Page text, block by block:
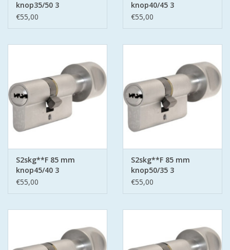
knop35/50 3
keersleutels
€55,00
knop40/45 3
keersleutels
€55,00
S2skg**F 85 mm
knop45/40 3
keersleutels
€55,00
S2skg**F 85 mm
knop50/35 3
keersleutels
€55,00